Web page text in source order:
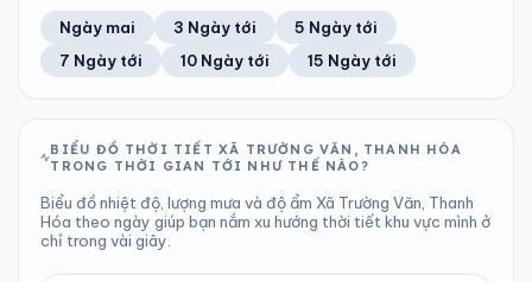
24°C 17%
Khả năng mưa
7.72 mm
Tổng cả ngày
998 hPa
Bình thường
12
Chỉ số UV
Tốt
Ước lượng
24°C
Ổn định
0%
Khả năng mưa
Trung bình ngày Tốc độ gió
TIA UV TẦM NHÌN
LƯỢNG MƯA
0 mm
Tổng cả ngày
ÁP SUẤT
999 hPa
Bình thường
Ngày mai 3 Ngày tới
5 Ngày tới
7 Ngày tới
10 Ngày tới 15 Ngày tới
BIỂU ĐỒ THỜI TIẾT XÃ TRƯỜNG VĂN, THANH HÓA
TRONG THỜI GIAN TỚI NHƯ THẾ NÀO?
Biểu đồ nhiệt độ, lượng mưa và độ ẩm Xã Trường Văn, Thanh
Hóa theo ngày giúp bạn nắm xu hướng thời tiết khu vực mình ở
chỉ trong vài giây.